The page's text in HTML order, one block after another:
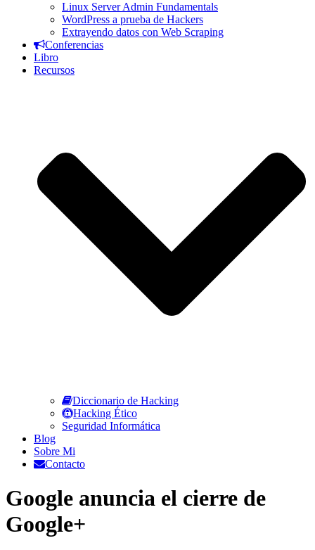
Linux Server Admin Fundamentals
WordPress a prueba de Hackers
Extrayendo datos con Web Scraping
Conferencias
Libro
Recursos
Diccionario de Hacking
Hacking Ético
Seguridad Informática
Blog
Sobre Mi
Contacto
Google anuncia el cierre de
Google+